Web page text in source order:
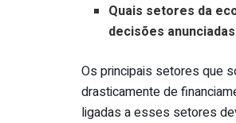
Quais setores da
decisões
Os principais setores que
drasticamente de
ligadas a esses setores